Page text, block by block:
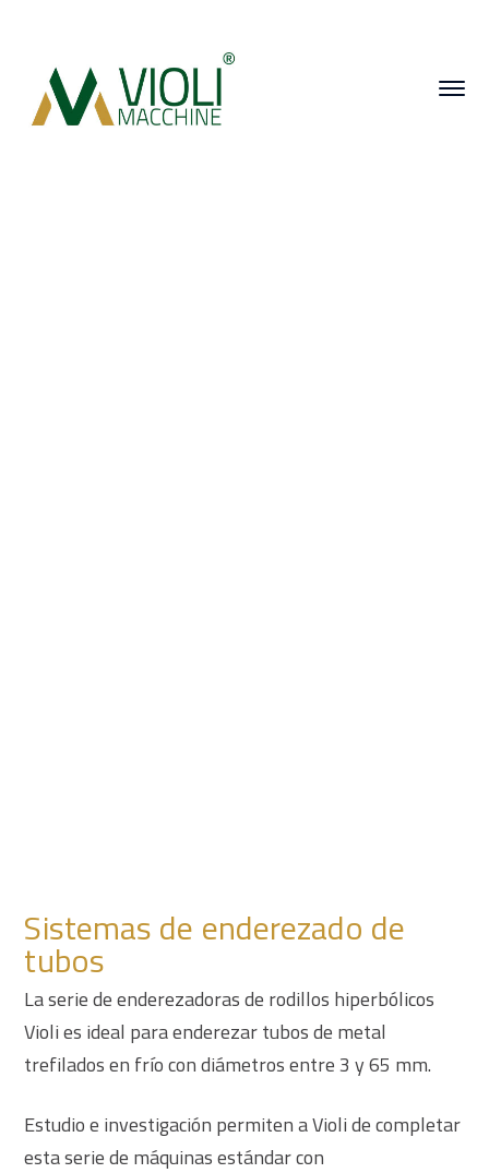
Sistemas de enderezado de
tubos
La serie de enderezadoras de rodillos hiperbólicos
Violi es ideal para enderezar tubos de metal
trefilados en frío con diámetros entre 3 y 65 mm.
Estudio e investigación permiten a Violi de completar
esta serie de máquinas estándar con